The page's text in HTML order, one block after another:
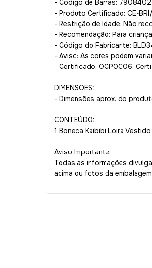
- Código de Barras:
- Produto Certificado: CE-
- Restrição de Idade: Não
- Recomendação: Para
- Código do Fabricante:
- Aviso: As cores podem
- Certificado: OCP0006.
DIMENSÕES:
- Dimensões aprox. do
CONTEÚDO:
1 Boneca Kaibibi Loira
Aviso Importante:
Todas as informações
acima ou fotos da